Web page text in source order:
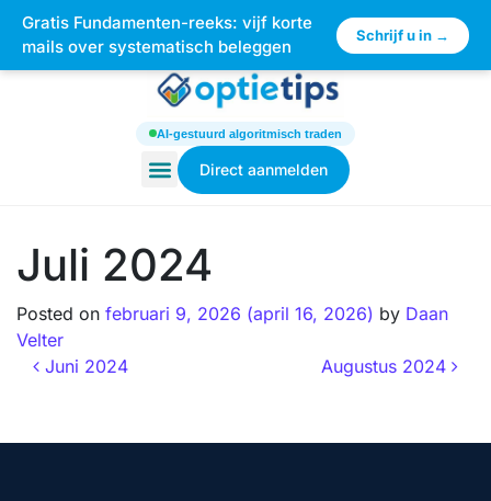
AI-gestuurd algoritmisch traden
Direct aanmelden
Juli 2024
Posted on februari 9, 2026 (april 16, 2026) by Daan
Velter
Juni 2024
Augustus 2024
Gratis Fundamenten-reeks: vijf korte
mails over systematisch beleggen
Schrijf u in → ×